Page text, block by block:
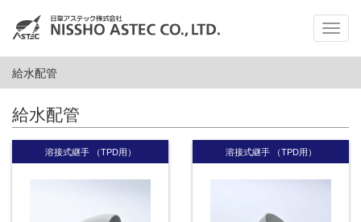
メ
ニ
給水配管
給水配管
溶接式継手 （TPD用） 溶接式継手 （TPD用）